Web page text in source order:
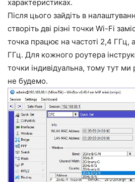
характеристиках.
Після цього зайдіть в
створіть дві різні точки Wi-Fi
точка працює на частоті 2,4 ГГц,
ГГц. Для кожного роутера
точки індивідуальна, тому тут ми
не будемо.